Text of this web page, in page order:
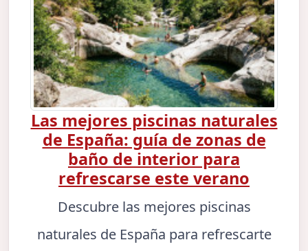
Las mejores piscinas naturales
de España: guía de zonas de
baño de interior para
refrescarse este verano
Descubre las mejores piscinas
naturales de España para refrescarte